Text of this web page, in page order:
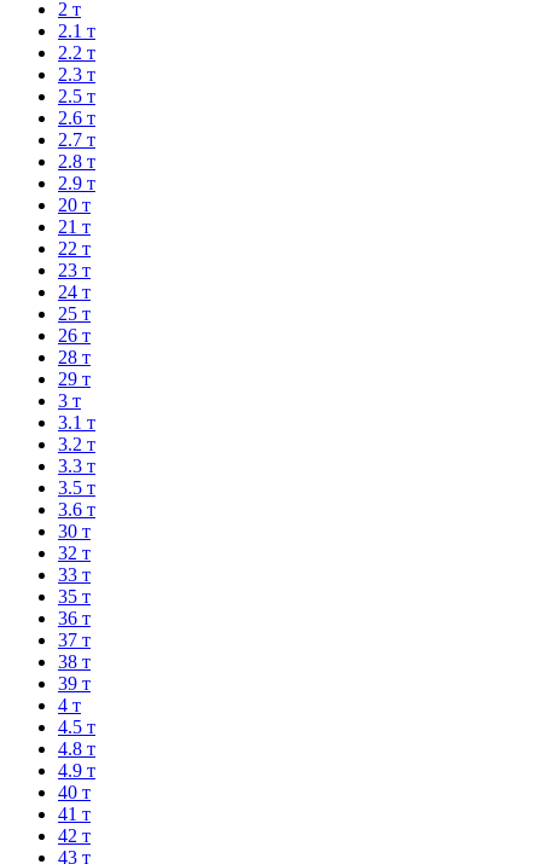
2 т
2.1 т
2.2 т
2.3 т
2.5 т
2.6 т
2.7 т
2.8 т
2.9 т
20 т
21 т
22 т
23 т
24 т
25 т
26 т
28 т
29 т
3 т
3.1 т
3.2 т
3.3 т
3.5 т
3.6 т
30 т
32 т
33 т
35 т
36 т
37 т
38 т
39 т
4 т
4.5 т
4.8 т
4.9 т
40 т
41 т
42 т
43 т